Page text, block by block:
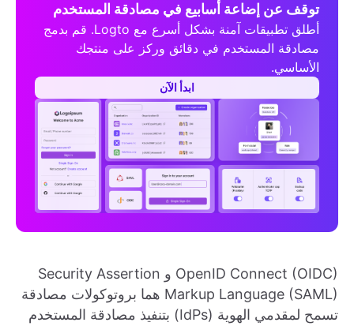
توقف عن إضاعة أسابيع في مصادقة المستخدم
أطلق تطبيقات آمنة بشكل أسرع مع Logto. قم بدمج
مصادقة المستخدم في دقائق وركز على منتجك
الأساسي.
ابدأ الآن
OpenID Connect (OIDC) و Security Assertion
Markup Language (SAML) هما بروتوكولات مصادقة
تسمح لمقدمي الهوية (IdPs) بتنفيذ مصادقة المستخدم